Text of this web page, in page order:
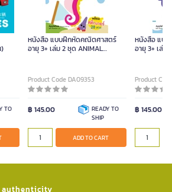
TO
หนังสือ แบบฝึกหัดคณิตศาสตร์
อายุ 3+ เล่ม 2 ชุด ANIMAL
Product Code DA09353
฿ 145.00
READY TO
SHIP
ADD TO CART
หนังสือ แบ
อายุ 3+ เล่ม
Product
฿ 145.00
authenticity​